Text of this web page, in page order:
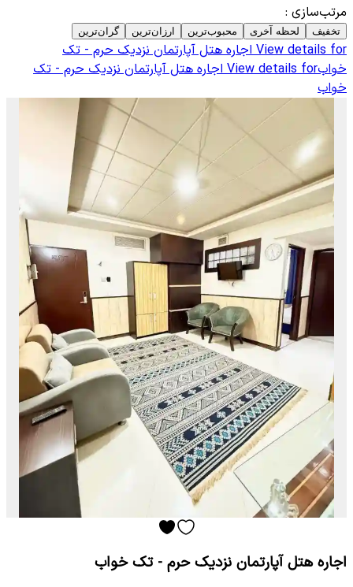
مرتب‌سازی :
تخفیف لحظه آخری محبوب‌ترین ارزان‌ترین گران‌ترین
View details for اجاره هتل آپارتمان نزدیک حرم - تک
خوابView details for اجاره هتل آپارتمان نزدیک حرم - تک
خواب
اجاره هتل آپارتمان نزدیک حرم - تک خواب